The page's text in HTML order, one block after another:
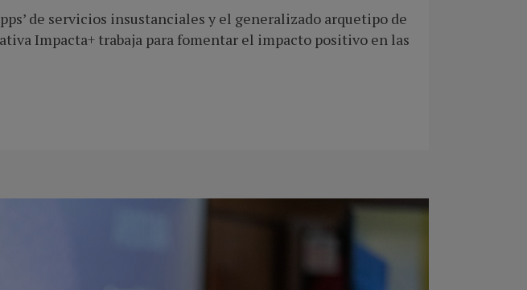
de servicios insustanciales y el generalizado arquetipo de
Impacta+ trabaja para fomentar el impacto positivo en las